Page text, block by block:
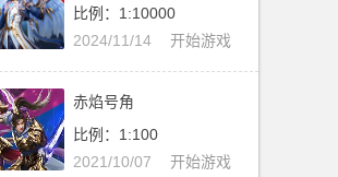
比例：1:10000
开始游戏
2024/11/14
赤焰号角
比例：1:100
开始游戏
2021/10/07